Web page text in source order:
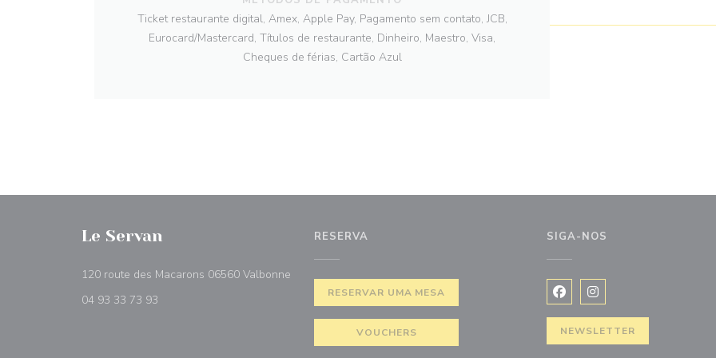
Ticket restaurante digital, Amex, Apple Pay, Pagamento sem contato, JCB,
Eurocard/Mastercard, Títulos de restaurante, Dinheiro, Maestro, Visa,
Cheques de férias, Cartão Azul
Le Servan
120 route des Macarons 06560 Valbonne
04 93 33 73 93
RESERVA
RESERVAR UMA MESA
VOUCHERS
SIGA-NOS
Facebook ((abre numa nova
Instagram ((abre numa
NEWSLETTER